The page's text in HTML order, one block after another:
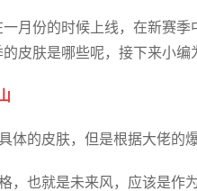
一月份的时候上线，在新赛
皮肤是哪些呢，接下来小编
体的皮肤，但是根据大佬的
，也就是未来风，应该是作